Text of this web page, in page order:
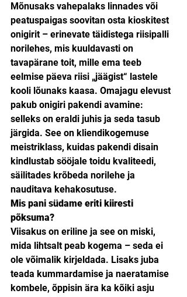
Mõnusaks vahepalaks linnades või
peatuspaigas soovitan osta kioskitest
onigirit – erinevate täidistega riisipalli
norilehes, mis kuuldavasti on
tavapärane toit, mille ema teeb
eelmise päeva riisi „jäägist“ lastele
kooli lõunaks kaasa. Omajagu elevust
pakub onigiri pakendi avamine:
selleks on eraldi juhis ja seda tasub
järgida. See on kliendikogemuse
meistriklass, kuidas pakendi disain
kindlustab sööjale toidu kvaliteedi,
säilitades krõbeda norilehe ja
nauditava kehakosutuse.
Mis pani südame eriti kiiresti
põksuma?
Viisakus on eriline ja see on miski,
mida lihtsalt peab kogema – seda ei
ole võimalik kirjeldada. Lisaks juba
teada kummardamise ja naeratamise
kombele, õppisin ära ka kõiki asju